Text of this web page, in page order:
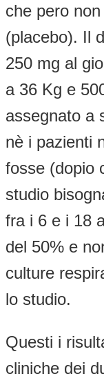
che pero
(placebo). Il
250 mg al
a 36 Kg e
assegnato a
nè i pazienti
fosse (dopio
studio
fra i 6 e i 18
del 50% e
culture
lo studio.
Questi i
cliniche dei